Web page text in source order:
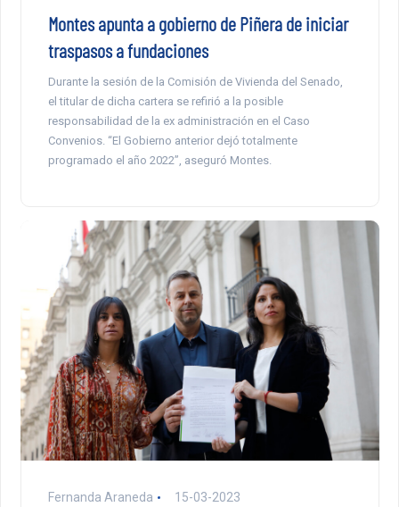
Montes apunta a gobierno de Piñera de iniciar
traspasos a fundaciones
Durante la sesión de la Comisión de Vivienda del Senado,
el titular de dicha cartera se refirió a la posible
responsabilidad de la ex administración en el Caso
Convenios. “El Gobierno anterior dejó totalmente
programado el año 2022”, aseguró Montes.
Fernanda Araneda 15-03-2023